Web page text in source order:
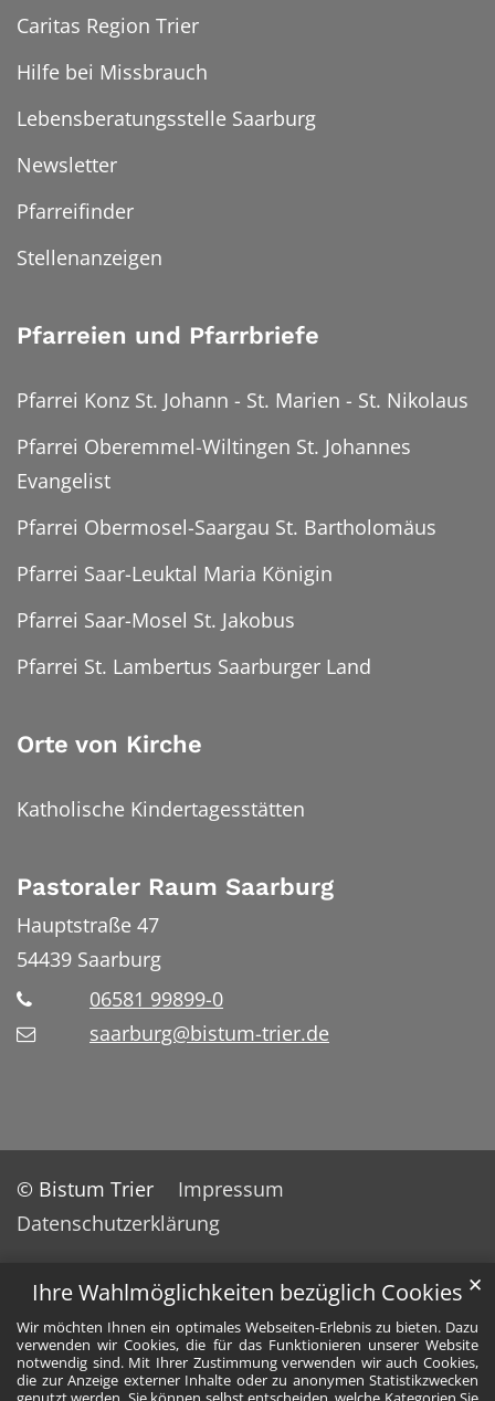
Ihre Wahlmöglichkeiten bezüglich Cookies
Wir möchten Ihnen ein optimales Webseiten-Erlebnis zu bieten. Dazu
verwenden wir Cookies, die für das Funktionieren unserer Website
notwendig sind. Mit Ihrer Zustimmung verwenden wir auch Cookies,
die zur Anzeige externer Inhalte oder zu anonymen Statistikzwecken
✕
Caritas Region Trier
Hilfe bei Missbrauch
Lebensberatungsstelle Saarburg
Newsletter
Pfarreifinder
Stellenanzeigen
Pfarreien und Pfarrbriefe
Pfarrei Konz St. Johann - St. Marien - St. Nikolaus
Pfarrei Oberemmel-Wiltingen St. Johannes
Evangelist
Pfarrei Obermosel-Saargau St. Bartholomäus
Pfarrei Saar-Leuktal Maria Königin
Pfarrei Saar-Mosel St. Jakobus
Pfarrei St. Lambertus Saarburger Land
Orte von Kirche
Katholische Kindertagesstätten
Pastoraler Raum Saarburg
Hauptstraße 47
54439 Saarburg
06581 99899-0
saarburg@bistum-trier.de
© Bistum Trier
Impressum
Datenschutzerklärung